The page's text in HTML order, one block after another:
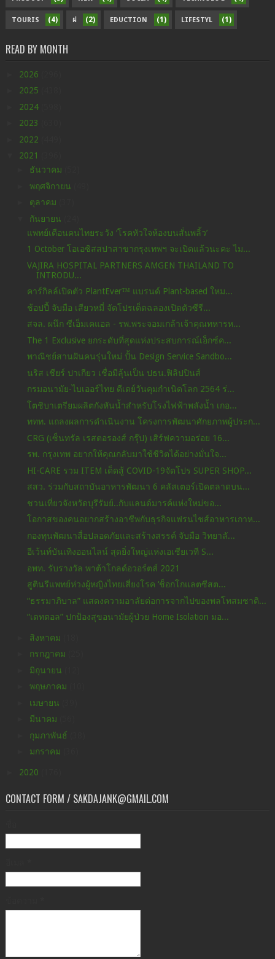
TOURIS (4) ฝ (2) EDUCTION (1) LIFESTYL (1)
READ BY MONTH
2026
2025
2024
2023
2022
2021
ธันวาคม
พฤศจิกายน
ตุลาคม
กันยายน
แพทย์เตือนคนไทยระวัง ‘โรคหัวใจห้องบนสั่นพลิ้ว’
1 October โอเอซิสสปาสาขากรุงเทพฯ จะเปิดแล้วนะคะ ไม...
VAJIRA HOSPITAL PARTNERS AMGEN THAILAND TO
INTRODU...
คาร์กิลล์เปิดตัว PlantEver™ แบรนด์ Plant-based ใหม...
ช้อปปี้ จับมือ เสียวหมี่ จัดโปรเด็ดฉลองเปิดตัวซีรี...
สจล. ผนึก ซีเอ็มเคแอล - รพ.พระจอมเกล้าเจ้าคุณทหารห...
The 1 Exclusive ยกระดับที่สุดแห่งประสบการณ์เอ็กซ์ค...
พาณิชย์สานฝันคนรุ่นใหม่ ปั้น Design Service Sandbo...
นริส เชียร์ ปาเกียว เชื่อมีลุ้นเป็น ปธน.ฟิลิปปินส์
กรมอนามัย-ไบเออร์ไทย ดีเดย์วันคุมกำเนิดโลก 2564 ร่...
โตชิบาเตรียมผลิตกังหันน้ำสำหรับโรงไฟฟ้าพลังน้ำ เกอ...
ททท. แถลงผลการดำเนินงาน โครงการพัฒนาศักยภาพผู้ประก...
CRG (เซ็นทรัล เรสตอรองส์ กรุ๊ป) เสิร์ฟความอร่อย 16...
รพ. กรุงเทพ อยากให้คุณกลับมาใช้ชีวิตได้อย่างมั่นใจ...
HI-CARE รวม ITEM เด็ดสู้ COVID-19จัดโปร SUPER SHOP...
สสว. ร่วมกับสถาบันอาหารพัฒนา 6 คลัสเตอร์เปิดตลาดบน...
ชวนเที่ยวจังหวัดบุรีรัมย์..กับแลนด์มารค์แห่งใหม่ขอ...
โอกาสของคนอยากสร้างอาชีพกับธุรกิจแฟรนไชส์อาหารเกาห...
กองทุนพัฒนาสื่อปลอดภัยและสร้างสรรค์ จับมือ วิทยาลั...
อีเว้นท์บันเทิงออนไลน์ สุดยิ่งใหญ่แห่งเอเชียเวที S...
อพท. รับรางวัล พาต้าโกลด์อวอร์ตส์ 2021
สูตินรีแพทย์ห่วงผู้หญิงไทยเสี่ยงโรค ‘ช็อกโกแลตซีสต...
“ธรรมาภิบาล” แสดงความอาลัยต่อการจากไปของพลโทสมชาติ...
“เดทตอล” ปกป้องสุขอนามัยผู้ป่วย Home Isolation มอ...
สิงหาคม
กรกฎาคม
มิถุนายน
พฤษภาคม
เมษายน
มีนาคม
กุมภาพันธ์
มกราคม
2020
CONTACT FORM / SAKDAJANK@GMAIL.COM